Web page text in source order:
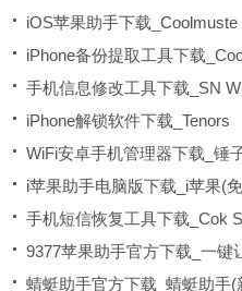
iOS苹果助手下载_Coolmuste
iPhone备份提取工具下载
手机信息修改工具下载_SN
iPhone解锁软件下载_Tenors
WiFi安卓手机管理器下载_锤
i苹果助手电脑版下载_i苹果(
手机短信恢复工具下载_Cok
9377苹果助手官方下载_一键
蜻蜓助手官方下载_蜻蜓助手(